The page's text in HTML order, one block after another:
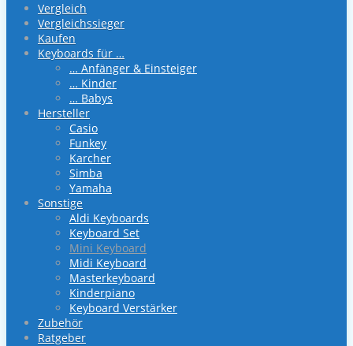
Vergleich
Vergleichssieger
Kaufen
Keyboards für …
… Anfänger & Einsteiger
… Kinder
… Babys
Hersteller
Casio
Funkey
Karcher
Simba
Yamaha
Sonstige
Aldi Keyboards
Keyboard Set
Mini Keyboard
Midi Keyboard
Masterkeyboard
Kinderpiano
Keyboard Verstärker
Zubehör
Ratgeber